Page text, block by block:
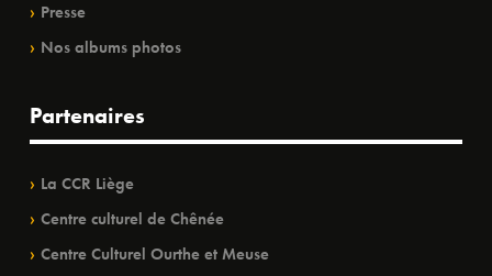
Presse
Nos albums photos
Partenaires
La CCR Liège
Centre culturel de Chênée
Centre Culturel Ourthe et Meuse